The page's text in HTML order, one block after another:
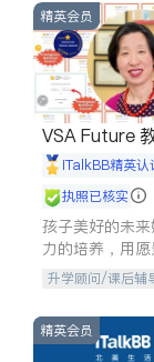
精英会员
VSA Future
iTalkBB精英认
执照已核实
孩子美好的未
力的培养，用
的学习潜力和动
拥有成长型心态
石。
升学顾问/课后辅
精英会员